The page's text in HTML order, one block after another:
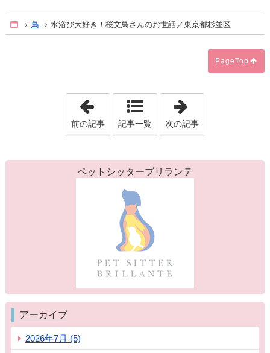
Home
鳥 水浴び大好き！桜文鳥さんのお世話／東京都杉並区
PageTop
「仲良し美猫三姉妹☆マリーちゃん・
前の記事 記事一覧 次の記事
ペットシッターブリランテ
アーカイブ
2026年7月 (5)